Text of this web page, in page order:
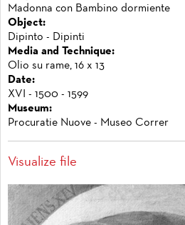
Madonna con Bambino dormiente
Object:
Dipinto - Dipinti
Media and Technique:
Olio su rame, 16 x 13
Date:
XVI - 1500 - 1599
Museum:
Procuratie Nuove - Museo Correr
Visualize file